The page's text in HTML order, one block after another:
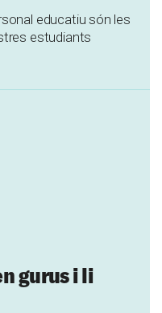
educatiu són les
estudiants
gurus i li